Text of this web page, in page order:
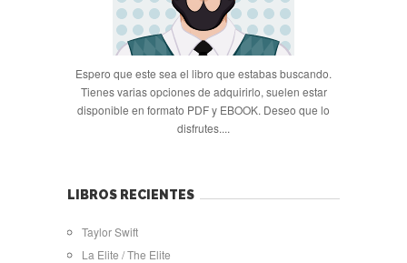
Espero que este sea el libro que estabas buscando.
Tienes varias opciones de adquirirlo, suelen estar
disponible en formato PDF y EBOOK. Deseo que lo
disfrutes....
LIBROS RECIENTES
Taylor Swift
La Elite / The Elite